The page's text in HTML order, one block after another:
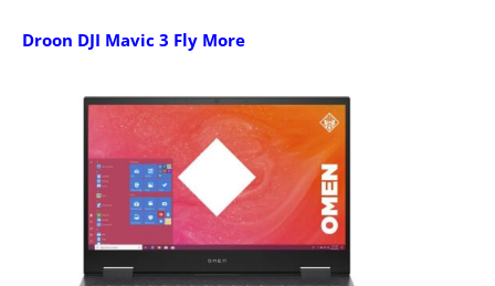
Droon DJI Mavic 3 Fly More